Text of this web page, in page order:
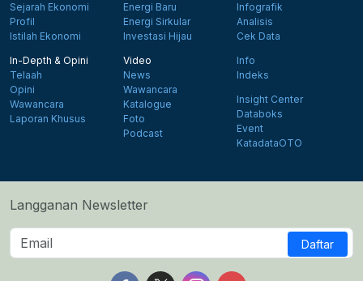
Sejarah Ekonomi
Profil
Istilah Ekonomi
Energi Baru
Energi Sirkular
Investasi Hijau
Infografik
Analisis
Cek Data
In-Depth & Opini
Telaah
Opini
Wawancara
Laporan Khusus
Video
News
Wawancara
Katalogue
Foto
Podcast
Info
Indeks
Insight Center
Databoks
Event
KatadataOTO
Langganan Newsletter
Daftar